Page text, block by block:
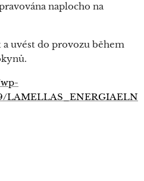
naplocho na
a uvést do provozu během
LAMELLAS_ENERGIAELN